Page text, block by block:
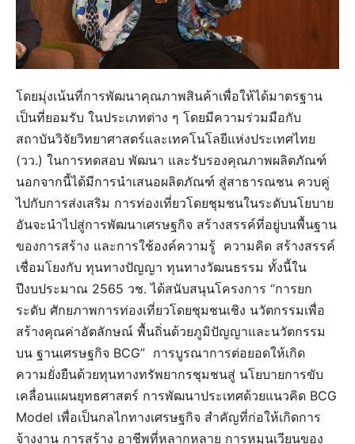
โดยมุ่งเน้นที่การพัฒนาคุณภาพสินค้าเพื่อให้ได้มาตรฐาน
เป็นที่ยอมรับ ในประเภทต่าง ๆ โดยมีความร่วมมือกับ
สถาบันวิจัยวิทยาศาสตร์และเทคโนโลยีแห่งประเทศไทย
(วว.) ในการทดสอบ พัฒนา และรับรองคุณภาพผลิตภัณฑ์
นอกจากนี้ได้มีการนำเสนอผลิตภัณฑ์ สู่สาธารณชน ควบคู่
ไปกับการส่งเสริม การท่องเที่ยวโดยชุมชนในระดับนโยบาย
อันจะนำไปสู่การพัฒนาเศรษฐกิจ สร้างสรรค์ที่อยู่บนพื้นฐาน
ของการสร้าง และการใช้องค์ความรู้ ความคิด สร้างสรรค์
เชื่อมโยงกับ ทุนทางปัญญา ทุนทางวัฒนธรรม ทั้งนี้ใน
ปีงบประมาณ 2565 วช. ได้สนับสนุนโครงการ “การยก
ระดับ ศักยภาพการท่องเที่ยวโดยชุมชนเชิง นวัตกรรมเพื่อ
สร้างคุณค่าอัตลักษณ์ พื้นถิ่นด้วยภูมิปัญญาและนวัตกรรม
บน ฐานเศรษฐกิจ BCG” การบูรณาการต่อยอดให้เกิด
ความยั่งยืนด้วยทุนทางทรัพยากรชุมชนสู่ นโยบายการขับ
เคลื่อนแผนยุทธศาสตร์ การพัฒนาประเทศด้วยแนวคิด BCG
Model เพื่อเป็นกลไกทางเศรษฐกิจ สำคัญที่ก่อให้เกิดการ
จ้างงาน การสร้าง อาชีพที่หลากหลาย การหมุนเวียนของ